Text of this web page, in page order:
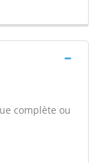
complète ou